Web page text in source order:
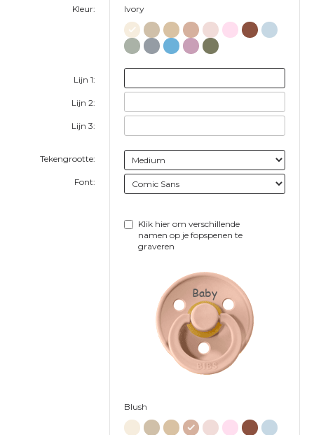
Kleur:
Lijn 1:
Lijn 2:
Lijn 3:
Tekengrootte:
Font:
Ivory
Klik hier om verschillende
namen op je fopspenen te
graveren
Baby
Blush